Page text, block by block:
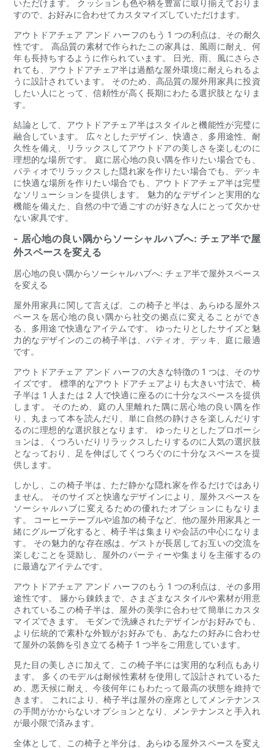
いただけます。 クッションも色や柄を豊富に取り揃えておりま
すので、お好みに合わせてカスタマイズしていただけます。
アウトドアチェア アンド ハーフのもう 1 つの利点は、その耐久
性です。 高品質の素材で作られたこの家具は、風雨に耐え、何
年も長持ちするように作られています。 日光、雨、風にさらさ
れても、アウトドアチェア半は過酷な屋外環境に耐えられるよ
うに設計されています。 そのため、高品質の屋外用家具に投資
したい人にとって、信頼性が高く長期にわたる選択肢となりま
す。
結論として、アウトドアチェア半はスタイルと機能性が完璧に
融合しています。 広々としたデザイン、快適さ、多用途性、耐
久性を備え、リラックスしてアウトドアの美しさを楽しむのに
理想的な場所です。 庭に居心地の良い隅を作りたい場合でも、
パティオでリラックスした隠れ家を作りたい場合でも、デッキ
に快適な場所を作りたい場合でも、アウトドアチェア半は完璧
なソリューションを提供します。 魅力的なデザインと実用的な
機能を備えた、自然の中で過ごすのが好きな人にとって欠かせ
ない家具です。
- 居心地の良い隅からソーシャルハブへ: チェア半で屋
外スペースを変える
居心地の良い隅からソーシャルハブへ: チェア半で屋外スペース
を変える
屋外用家具に関して言えば、この椅子と半は、あらゆる屋外ス
ペースを居心地の良い隅から社交の拠点に変えることができ
る、多用途で快適なアイテムです。 ゆったりとしたサイズと魅
力的なデザインのこの椅子半は、パティオ、デッキ、庭に最適
です。
アウトドアチェア アンド ハーフの大きな特徴の 1 つは、そのサ
イズです。 標準的なアウトドアチェアよりも大きい寸法で、椅
子半は 1 人または 2 人で快適に座るのに十分なスペースを提供
します。 そのため、庭の人里離れた隅に居心地の良い隅を作
り、丸まって本を読んだり、単に自然の静けさを楽しんだりす
るのに理想的な選択肢となります。 ゆったりとしたプロポーシ
ョンは、くつろいだりリラックスしたりするのに人気の選択肢
となっており、足を伸ばしてくつろぐのに十分なスペースを提
供します。
しかし、この椅子半は、ただ静かな隠れ家を作るだけではあり
ません。 そのサイズと快適なデザインにより、屋外スペースを
ソーシャルハブに変えるための優れたオプションにもなりま
す。 コーヒーテーブルや追加の椅子など、他の屋外用家具と一
緒にグループ化すると、椅子半は集まりや会話の中心になりま
す。 その魅力的な存在感は、ゲストが長居してお互いの交流を
楽しむことを奨励し、屋外のパーティーや集まりを主催するの
に最適なアイテムです。
アウトドアチェア アンド ハーフのもう 1 つの利点は、その多用
途性です。 籐から錬鉄まで、さまざまなスタイルや素材が用意
されているこの椅子半は、屋外の美学に合わせて簡単にカスタ
マイズできます。 モダンで洗練されたデザインがお好みでも、
より伝統的で素朴な外観がお好みでも、あなたの好みに合わせ
て屋外の装飾を引き立てる椅子 1 つ半をご用意しています。
見た目の美しさに加えて、この椅子半には実用的な利点もあり
ます。 多くのモデルは耐候性素材を使用して設計されているた
め、悪天候に耐え、今後何年にもわたって最高の状態を維持で
きます。 これにより、椅子半は屋外の座席としてメンテナンス
の手間がかからないオプションとなり、メンテナンスと手入れ
が最小限で済みます。
全体として、この椅子と半分は、あらゆる屋外スペースを変え